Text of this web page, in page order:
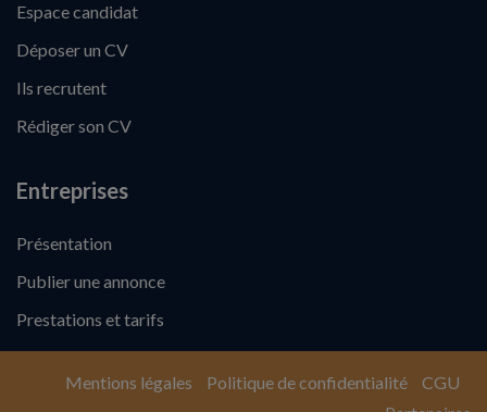
Espace candidat
Déposer un CV
Ils recrutent
Rédiger son CV
Entreprises
Présentation
Publier une annonce
Prestations et tarifs
Mentions légales Politique de confidentialité
CGU